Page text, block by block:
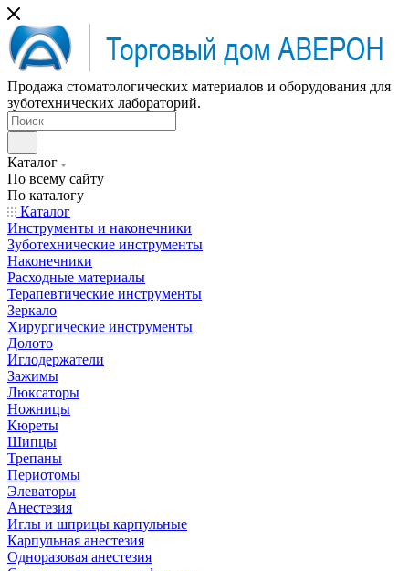
Продажа стоматологических материалов и оборудования для
зуботехнических лабораторий.
Каталог
По всему сайту
По каталогу
Каталог
Инструменты и наконечники
Зуботехнические инструменты
Наконечники
Расходные материалы
Терапевтические инструменты
Зеркало
Хирургические инструменты
Долото
Иглодержатели
Зажимы
Люксаторы
Ножницы
Кюреты
Шипцы
Трепаны
Периотомы
Элеваторы
Анестезия
Иглы и шприцы карпульные
Карпульная анестезия
Одноразовая анестезия